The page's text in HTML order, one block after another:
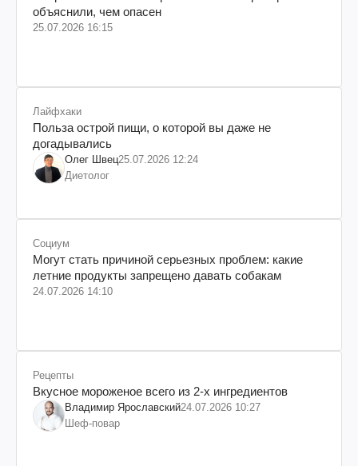
объяснили, чем опасен
25.07.2026 16:15
Лайфхаки
Польза острой пищи, о которой вы даже не
догадывались
Олег Швец25.07.2026 12:24
Диетолог
Социум
Могут стать причиной серьезных проблем: какие
летние продукты запрещено давать собакам
24.07.2026 14:10
Рецепты
Вкусное мороженое всего из 2-х ингредиентов
Владимир Ярославский24.07.2026 10:27
Шеф-повар